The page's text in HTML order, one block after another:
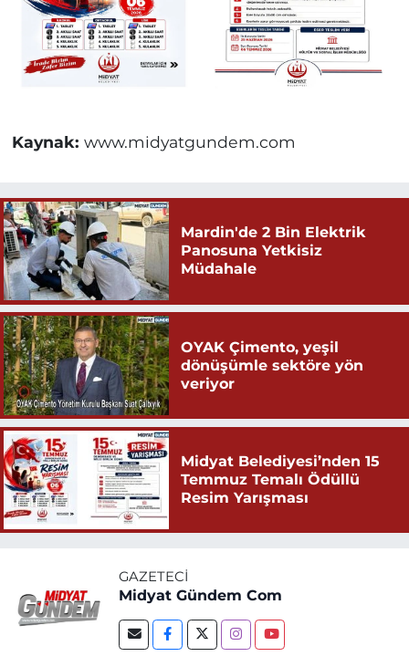
Kaynak: www.midyatgundem.com
Mardin'de 2 Bin Elektrik
Panosuna Yetkisiz
Müdahale
OYAK Çimento, yeşil
dönüşümle sektöre yön
veriyor
Midyat Belediyesi’nden 15
Temmuz Temalı Ödüllü
Resim Yarışması
GAZETECI
Midyat Gündem Com